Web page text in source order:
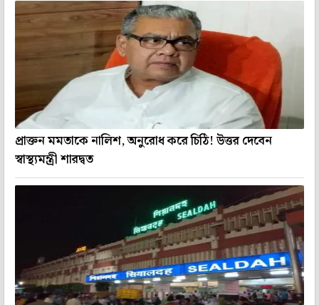
প্রাক্তন মমতাকে নালিশ, অনুরোধ করে চিঠি! উত্তর দেবেন
স্বাস্থ্যমন্ত্রী শারদ্বত